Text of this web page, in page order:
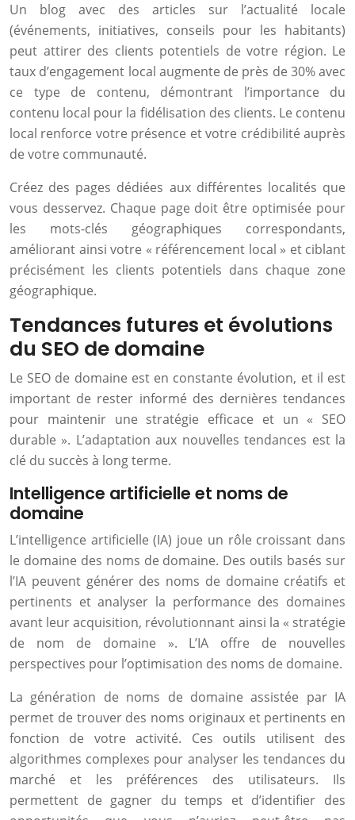
Un blog avec des articles sur l’actualité locale
(événements, initiatives, conseils pour les habitants)
peut attirer des clients potentiels de votre région. Le
taux d’engagement local augmente de près de 30% avec
ce type de contenu, démontrant l’importance du
contenu local pour la fidélisation des clients. Le contenu
local renforce votre présence et votre crédibilité auprès
de votre communauté.
Créez des pages dédiées aux différentes localités que
vous desservez. Chaque page doit être optimisée pour
les mots-clés géographiques correspondants,
améliorant ainsi votre « référencement local » et ciblant
précisément les clients potentiels dans chaque zone
géographique.
Tendances futures et évolutions
du SEO de domaine
Le SEO de domaine est en constante évolution, et il est
important de rester informé des dernières tendances
pour maintenir une stratégie efficace et un « SEO
durable ». L’adaptation aux nouvelles tendances est la
clé du succès à long terme.
Intelligence artificielle et noms de
domaine
L’intelligence artificielle (IA) joue un rôle croissant dans
le domaine des noms de domaine. Des outils basés sur
l’IA peuvent générer des noms de domaine créatifs et
pertinents et analyser la performance des domaines
avant leur acquisition, révolutionnant ainsi la « stratégie
de nom de domaine ». L’IA offre de nouvelles
perspectives pour l’optimisation des noms de domaine.
La génération de noms de domaine assistée par IA
permet de trouver des noms originaux et pertinents en
fonction de votre activité. Ces outils utilisent des
algorithmes complexes pour analyser les tendances du
marché et les préférences des utilisateurs. Ils
permettent de gagner du temps et d’identifier des